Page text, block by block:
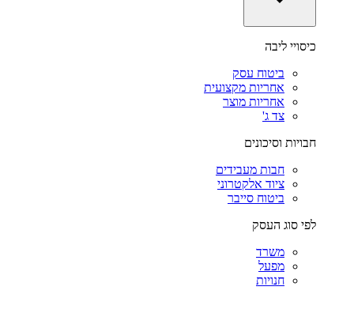
כיסויי ליבה
ביטוח עסק
אחריות מקצועית
אחריות מוצר
צד ג'
חבויות וסיכונים
חבות מעבידים
ציוד אלקטרוני
ביטוח סייבר
לפי סוג העסק
משרד
מפעל
חנויות